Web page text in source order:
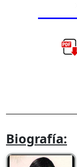
Biografía: